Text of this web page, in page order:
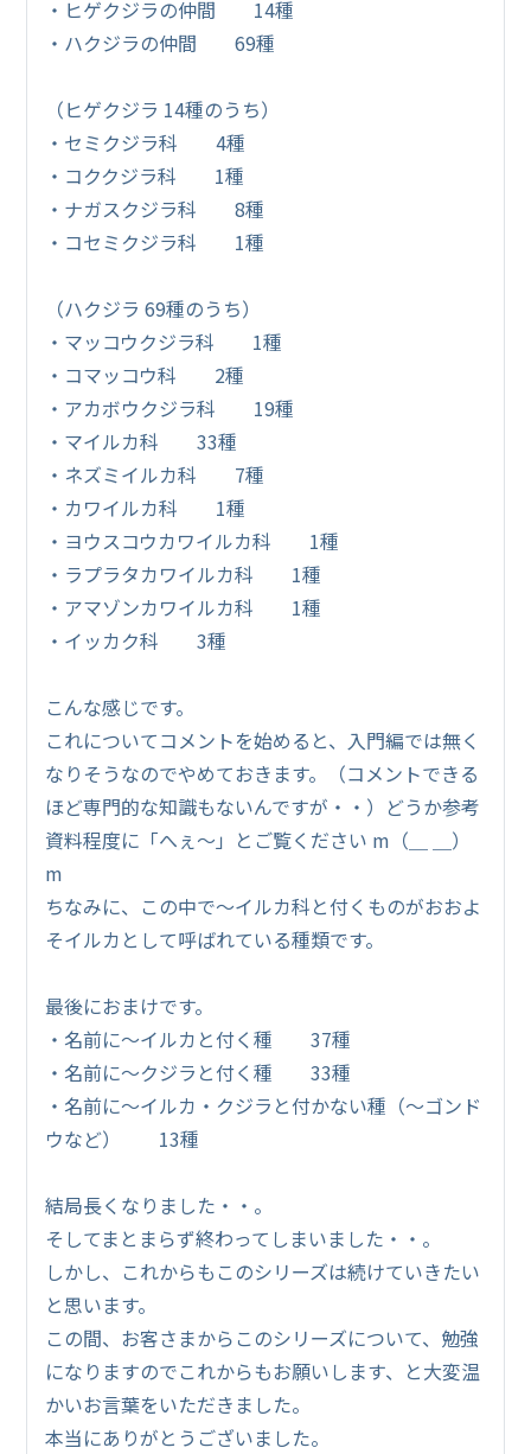
・ヒゲクジラの仲間 14種
・ハクジラの仲間 69種
（ヒゲクジラ 14種のうち）
・セミクジラ科 4種
・コククジラ科 1種
・ナガスクジラ科 8種
・コセミクジラ科 1種
（ハクジラ 69種のうち）
・マッコウクジラ科 1種
・コマッコウ科 2種
・アカボウクジラ科 19種
・マイルカ科 33種
・ネズミイルカ科 7種
・カワイルカ科 1種
・ヨウスコウカワイルカ科 1種
・ラプラタカワイルカ科 1種
・アマゾンカワイルカ科 1種
・イッカク科 3種
こんな感じです。
これについてコメントを始めると、入門編では無く
なりそうなのでやめておきます。（コメントできる
ほど専門的な知識もないんですが・・）どうか参考
資料程度に「へぇ～」とご覧ください m（＿ ＿）
m
ちなみに、この中で～イルカ科と付くものがおおよ
そイルカとして呼ばれている種類です。
最後におまけです。
・名前に～イルカと付く種 37種
・名前に～クジラと付く種 33種
・名前に～イルカ・クジラと付かない種（～ゴンド
ウなど） 13種
結局長くなりました・・。
そしてまとまらず終わってしまいました・・。
しかし、これからもこのシリーズは続けていきたい
と思います。
この間、お客さまからこのシリーズについて、勉強
になりますのでこれからもお願いします、と大変温
かいお言葉をいただきました。
本当にありがとうございました。